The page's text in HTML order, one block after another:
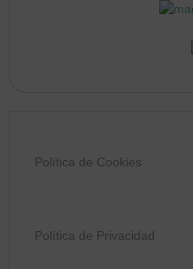
Política de Cookies
Política de Privacidad